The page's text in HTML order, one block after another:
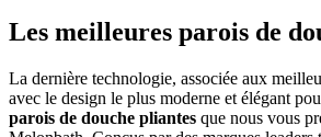
Les meilleures parois de
La dernière technologie, associée aux
avec le design le plus moderne et élégant
parois de douche pliantes que nous vous